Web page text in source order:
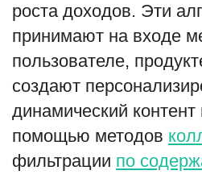
Язык
English Русский
роста доходов. Эти
принимают на входе
пользователе,
создают
динамический
помощью методов
фильтрации по